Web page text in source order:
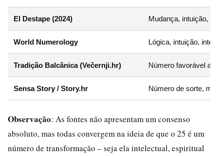
El Destape (2024) Mudança, intuição,
World Numerology Lógica, intuição,
Tradição Balcânica (Večernji.hr) Número favorável
Sensa Story / Story.hr Número de sorte,
Observação: As fontes não apresentam um consenso
absoluto, mas todas convergem na ideia de que o 25 é um
número de transformação – seja ela intelectual, espiritual